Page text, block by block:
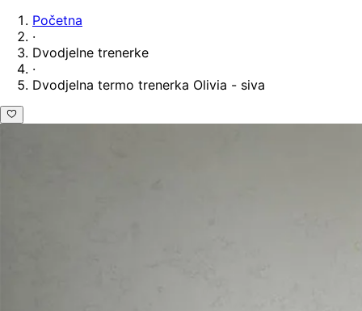
Početna
·
Dvodjelne trenerke
·
Dvodjelna termo trenerka Olivia - siva